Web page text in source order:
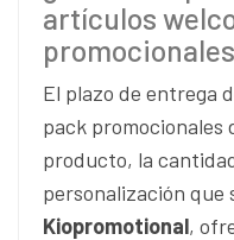
artículos
El plazo de entrega
pack promocionales
producto, la
personalización que
Kiopromotional,